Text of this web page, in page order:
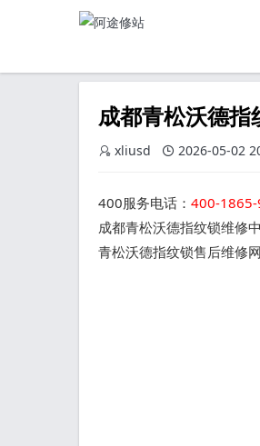
成都青松沃德
xliusd 2026-05-02
400服务电话： 400-
成都青松沃德指纹锁维修
青松沃德指纹锁售后维修